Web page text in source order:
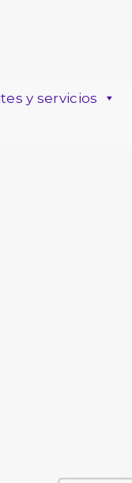
y servicios